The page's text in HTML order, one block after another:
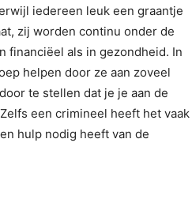
iedereen leuk een graantje
zij worden continu onder de
financiëel als in gezondheid. In
helpen door ze aan zoveel
te stellen dat je je aan de
een crimineel heeft het vaak
hulp nodig heeft van de